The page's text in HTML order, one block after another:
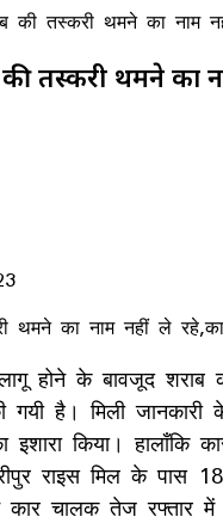
की तस्करी थमने का
तस्करी थमने का
लागू होने के बावजूद
है। मिली
किया।
राइस मिल के
चालक तेज रफ्तार